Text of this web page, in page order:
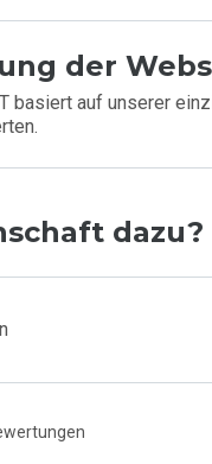
der
basiert auf unserer
dazu?